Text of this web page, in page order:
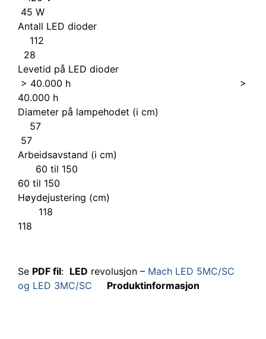
45 W
Antall LED dioder
112
28
Levetid på LED dioder
> 40.000 h >
40.000 h
Diameter på lampehodet (i cm)
57
57
Arbeidsavstand (i cm)
60 til 150
60 til 150
Høydejustering (cm)
118
118
Se PDF fil: LED revolusjon – Mach LED 5MC/SC
og LED 3MC/SC Produktinformasjon